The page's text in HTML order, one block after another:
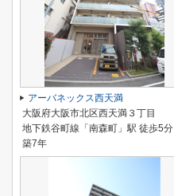
アーバネックス西天満
大阪府大阪市北区西天満３丁目
地下鉄谷町線「南森町」駅 徒歩5分
築7年